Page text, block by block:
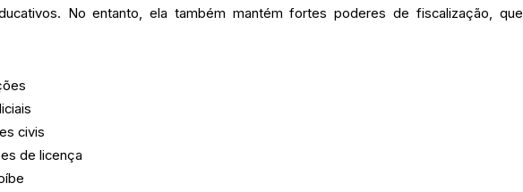
No entanto, ela também mantém fortes poderes de fiscalização, que
civis
de licença